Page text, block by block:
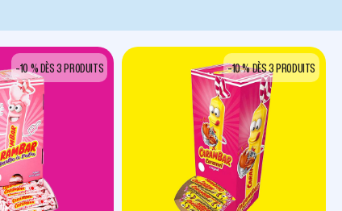
-10 % DÈS 3 PRODUITS -10 % DÈS 3 PRODUITS